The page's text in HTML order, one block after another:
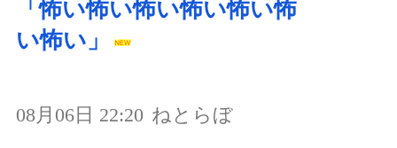
「怖い怖い怖い怖い怖い怖
い怖い」
08月06日 22:20 ねとらぼ